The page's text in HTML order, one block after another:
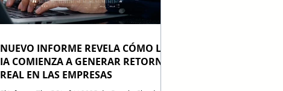
NUEVO INFORME REVELA CÓMO LA
IA COMIENZA A GENERAR RETORNO
REAL EN LAS EMPRESAS